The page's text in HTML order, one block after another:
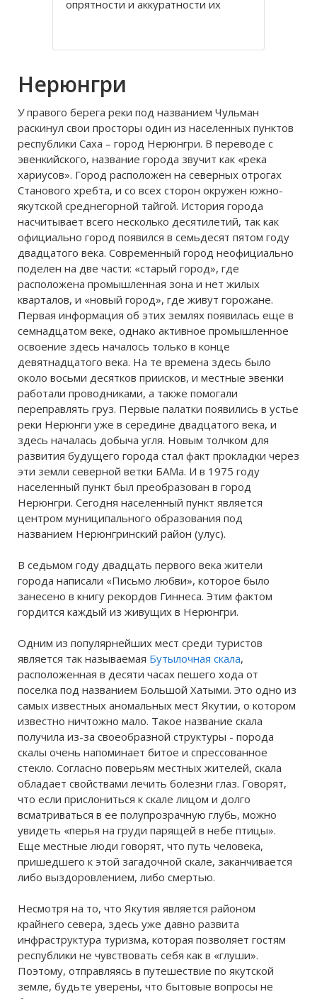
опрятности и аккуратности их
материальном статусе человека.
обуви, чтобы не жалеть потом ни о
Нерюнгри
У правого берега реки под названием Чульман
раскинул свои просторы один из населенных пунктов
республики Саха – город Нерюнгри. В переводе с
эвенкийского, название города звучит как «река
хариусов». Город расположен на северных отрогах
Станового хребта, и со всех сторон окружен южно-
якутской среднегорной тайгой. История города
насчитывает всего несколько десятилетий, так как
официально город появился в семьдесят пятом году
двадцатого века. Современный город неофициально
поделен на две части: «старый город», где
расположена промышленная зона и нет жилых
кварталов, и «новый город», где живут горожане.
Первая информация об этих землях появилась еще в
семнадцатом веке, однако активное промышленное
освоение здесь началось только в конце
девятнадцатого века. На те времена здесь было
около восьми десятков приисков, и местные эвенки
работали проводниками, а также помогали
переправлять груз. Первые палатки появились в устье
реки Нерюнги уже в середине двадцатого века, и
здесь началась добыча угля. Новым толчком для
развития будущего города стал факт прокладки через
эти земли северной ветки БАМа. И в 1975 году
населенный пункт был преобразован в город
Нерюнгри. Сегодня населенный пункт является
центром муниципального образования под
названием Нерюнгринский район (улус).
В седьмом году двадцать первого века жители
города написали «Письмо любви», которое было
занесено в книгу рекордов Гиннеса. Этим фактом
гордится каждый из живущих в Нерюнгри.
Одним из популярнейших мест среди туристов
является так называемая Бутылочная скала,
расположенная в десяти часах пешего хода от
поселка под названием Большой Хатыми. Это одно из
самых известных аномальных мест Якутии, о котором
известно ничтожно мало. Такое название скала
получила из-за своеобразной структуры - порода
скалы очень напоминает битое и спрессованное
стекло. Согласно поверьям местных жителей, скала
обладает свойствами лечить болезни глаз. Говорят,
что если прислониться к скале лицом и долго
всматриваться в ее полупрозрачную глубь, можно
увидеть «перья на груди парящей в небе птицы».
Еще местные люди говорят, что путь человека,
пришедшего к этой загадочной скале, заканчивается
либо выздоровлением, либо смертью.
Несмотря на то, что Якутия является районом
крайнего севера, здесь уже давно развита
инфраструктура туризма, которая позволяет гостям
республики не чувствовать себя как в «глуши».
Поэтому, отправляясь в путешествие по якутской
земле, будьте уверены, что бытовые вопросы не